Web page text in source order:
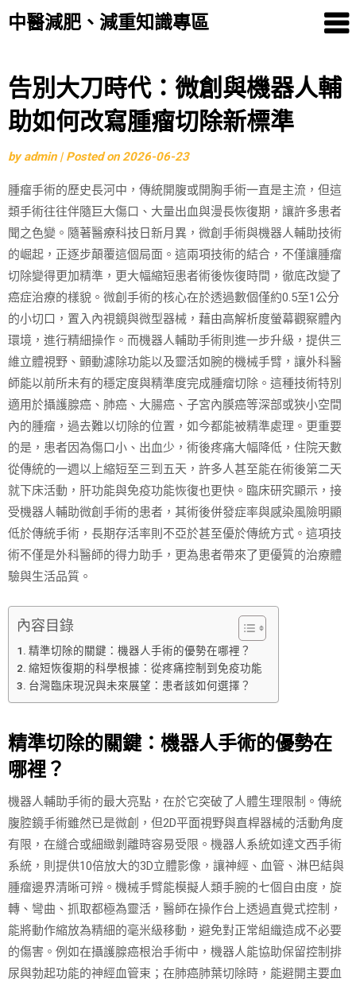
中醫減肥、減重知識專區
Skip
to
content
告別大刀時代：微創與機器人輔
助如何改寫腫瘤切除新標準
byadmin | Posted on2026-06-23
腫瘤手術的歷史長河中，傳統開腹或開胸手術一直是主流，但這
類手術往往伴隨巨大傷口、大量出血與漫長恢復期，讓許多患者
聞之色變。隨著醫療科技日新月異，微創手術與機器人輔助技術
的崛起，正逐步顛覆這個局面。這兩項技術的結合，不僅讓腫瘤
切除變得更加精準，更大幅縮短患者術後恢復時間，徹底改變了
癌症治療的樣貌。微創手術的核心在於透過數個僅約0.5至1公分
的小切口，置入內視鏡與微型器械，藉由高解析度螢幕觀察體內
環境，進行精細操作。而機器人輔助手術則進一步升級，提供三
維立體視野、顫動濾除功能以及靈活如腕的機械手臂，讓外科醫
師能以前所未有的穩定度與精準度完成腫瘤切除。這種技術特別
適用於攝護腺癌、肺癌、大腸癌、子宮內膜癌等深部或狹小空間
內的腫瘤，過去難以切除的位置，如今都能被精準處理。更重要
的是，患者因為傷口小、出血少，術後疼痛大幅降低，住院天數
從傳統的一週以上縮短至三到五天，許多人甚至能在術後第二天
就下床活動，肝功能與免疫功能恢復也更快。臨床研究顯示，接
受機器人輔助微創手術的患者，其術後併發症率與感染風險明顯
低於傳統手術，長期存活率則不亞於甚至優於傳統方式。這項技
術不僅是外科醫師的得力助手，更為患者帶來了更優質的治療體
驗與生活品質。
內容目錄
精準切除的關鍵：機器人手術的優勢在哪裡？
縮短恢復期的科學根據：從疼痛控制到免疫功能
台灣臨床現況與未來展望：患者該如何選擇？
精準切除的關鍵：機器人手術的優勢在
哪裡？
機器人輔助手術的最大亮點，在於它突破了人體生理限制。傳統
腹腔鏡手術雖然已是微創，但2D平面視野與直桿器械的活動角度
有限，在縫合或細緻剝離時容易受限。機器人系統如達文西手術
系統，則提供10倍放大的3D立體影像，讓神經、血管、淋巴結與
腫瘤邊界清晰可辨。機械手臂能模擬人類手腕的七個自由度，旋
轉、彎曲、抓取都極為靈活，醫師在操作台上透過直覺式控制，
能將動作縮放為精細的毫米級移動，避免對正常組織造成不必要
的傷害。例如在攝護腺癌根治手術中，機器人能協助保留控制排
尿與勃起功能的神經血管束；在肺癌肺葉切除時，能避開主要血